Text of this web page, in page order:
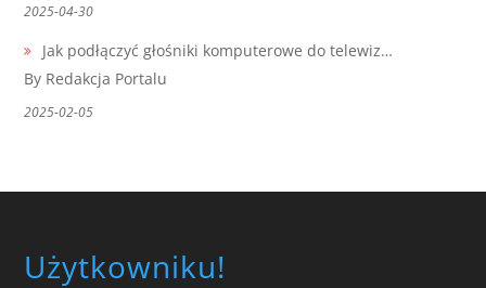
2025-04-30
Jak podłączyć głośniki komputerowe do telewiz…
By Redakcja Portalu
2025-02-05
Użytkowniku!